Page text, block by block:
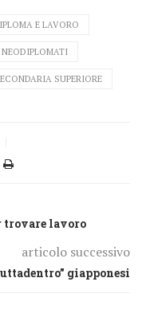
E LAVORO
NEODIPLOMATI
SUPERIORE
lavoro
articolo successivo
giapponesi